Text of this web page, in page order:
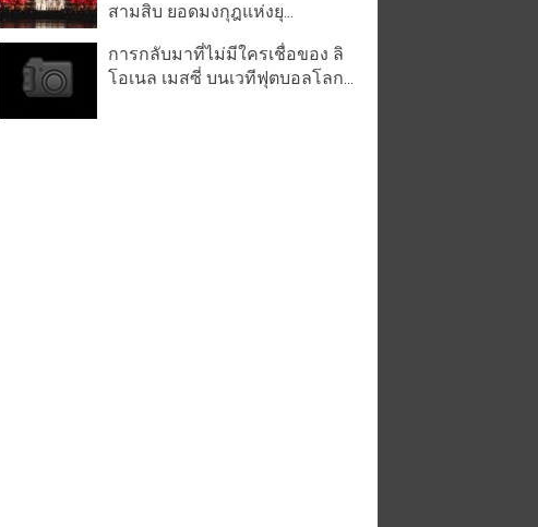
สามสิบ ยอดมงกุฎแห่งยุ...
การกลับมาที่ไม่มีใครเชื่อของ ลิ
โอเนล เมสซี่ บนเวทีฟุตบอลโลก...